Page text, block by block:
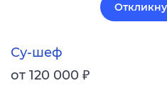
Су-шеф
от 120 000 ₽